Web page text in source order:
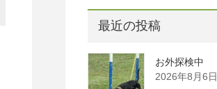
最近の投稿
お外探検中
2026年8月6日